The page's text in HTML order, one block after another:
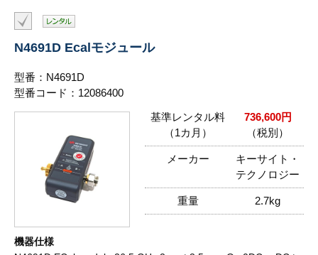
N4691D Ecalモジュール
型番：N4691D
型番コード：12086400
基準レンタル料
（1カ月）
736,600円
（税別）
メーカー
キーサイト・
テクノロジー
重量 2.7kg
機器仕様